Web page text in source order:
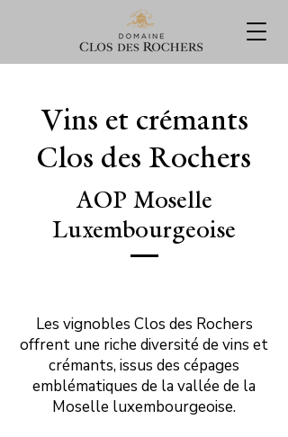
Vins et crémants
Clos des Rochers
AOP Moselle
Luxembourgeoise
Les vignobles Clos des Rochers
offrent une riche diversité de vins et
crémants, issus des cépages
emblématiques de la vallée de la
Moselle luxembourgeoise.